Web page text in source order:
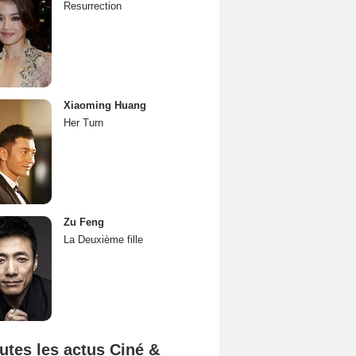
Resurrection
Xiaoming Huang
Her Turn
Zu Feng
La Deuxième fille
les actus Ciné &